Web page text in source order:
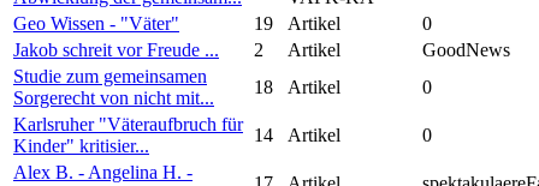
Geo Wissen - "Väter"
19 Artikel
0
Jakob schreit vor Freude ...
2 Artikel
GoodNews
Studie zum gemeinsamen
Sorgerecht von nicht mit...
18 Artikel
0
Karlsruher "Väteraufbruch für
Kinder" kritisier...
14 Artikel
0
Alex B. - Angelina H. -